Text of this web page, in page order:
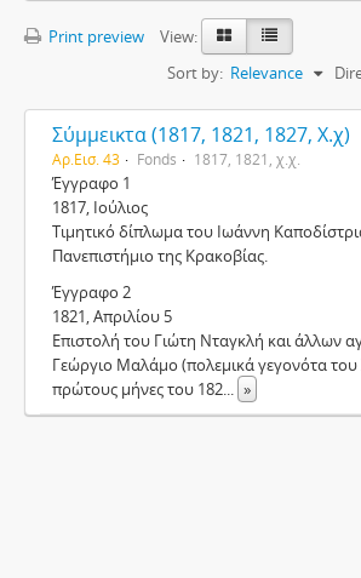
Print preview
View:
Sort by: Relevance
Σύμμεικτα (1817, 1821, 1827, Χ.χ)
Αρ.Εισ. 43 Fonds 1817, 1821, χ.χ.
Έγγραφο 1
1817, Ιούλιος
Τιμητικό δίπλωμα του Ιωάννη
Πανεπιστήμιο της Κρακοβίας.
Έγγραφο 2
1821, Απριλίου 5
Επιστολή του Γιώτη Νταγκλή και άλλων
Γεώργιο Μαλάμο (πολεμικά γεγονότα
πρώτους μήνες του 182... »